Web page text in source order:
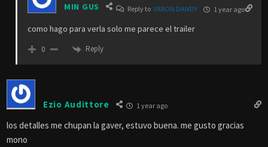
MIN GUS Reply to VARON DANDY 1 year ago
como hago para verla solo me parece el trailer
0 Reply
Ezio Audittore 1 year ago
los detalles me chupan la gaver, estuvo buena. me gusto gracias
mono